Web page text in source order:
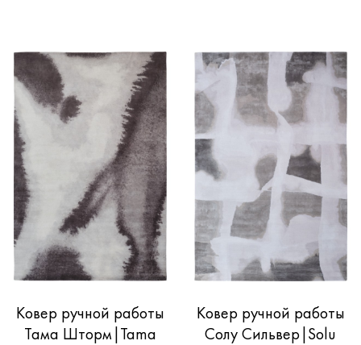
Ковер ручной работы
Тама Шторм|Tama
Ковер ручной работы
Солу Сильвер|Solu